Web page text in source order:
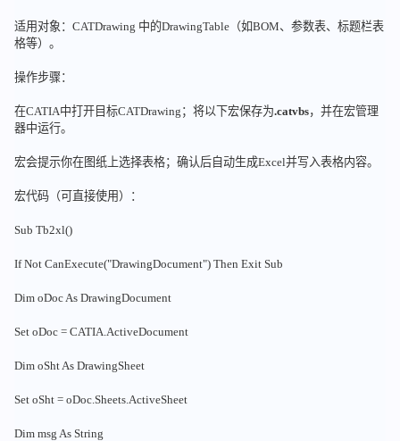
适用对象：CATDrawing 中的DrawingTable（如BOM、参数表、标题栏表
格等）。
操作步骤：
在CATIA中打开目标CATDrawing；将以下宏保存为.catvbs，并在宏管理
器中运行。
宏会提示你在图纸上选择表格；确认后自动生成Excel并写入表格内容。
宏代码（可直接使用）：
Sub Tb2xl()
If Not CanExecute("DrawingDocument") Then Exit Sub
Dim oDoc As DrawingDocument
Set oDoc = CATIA.ActiveDocument
Dim oSht As DrawingSheet
Set oSht = oDoc.Sheets.ActiveSheet
Dim msg As String